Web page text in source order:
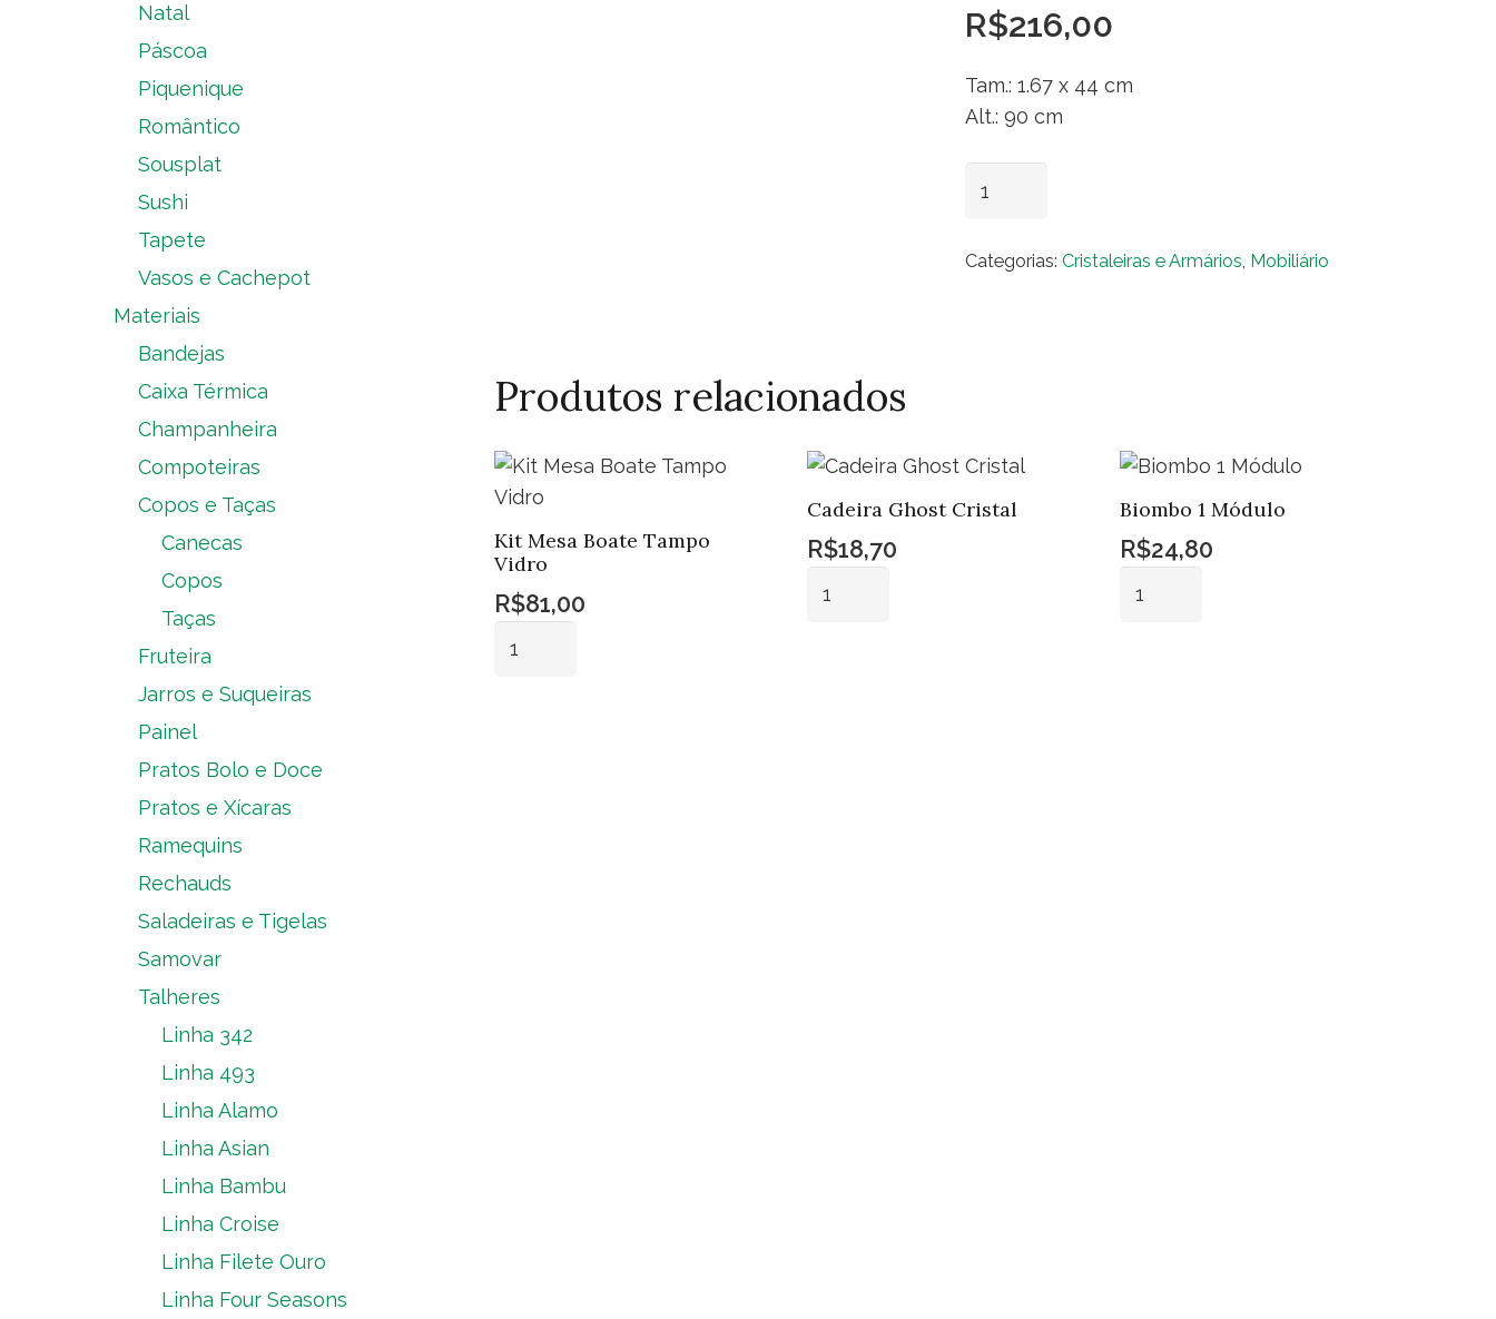
R$216,00
Tam.: 1.67 x 44 cm
Alt.: 90 cm
Demolição
Categorias: Cristaleiras e Armários Mobiliário
Produtos relacionados
Kit Mesa Boate Tampo
Vidro
R$81,00
Cadeira Ghost Cristal
R$18,70
Biombo 1 Módulo
R$24,80
Natal
Páscoa
Piquenique
Romântico
Sousplat
Sushi
Tapete
Vasos e Cachepot
Materiais
Bandejas
Caixa Térmica
Champanheira
Compoteiras
Copos e Taças
Canecas
Copos
Taças
Fruteira
Jarros e Suqueiras
Painel
Pratos Bolo e Doce
Pratos e Xícaras
Ramequins
Rechauds
Saladeiras e Tigelas
Samovar
Talheres
Linha 342
Linha 493
Linha Alamo
Linha Asian
Linha Bambu
Linha Croise
Linha Filete Ouro
Linha Four Seasons